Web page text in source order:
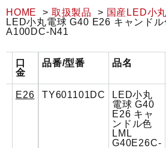
HOME 取扱製品
国産LED小
LED小丸電球 G40 E26 キャンド
A100DC-N41
口
金
品番/型番 品名
E26 TY601101DC
LED小丸
電球 G40
E26 キャ
ンドル色
LML
G40E26C-